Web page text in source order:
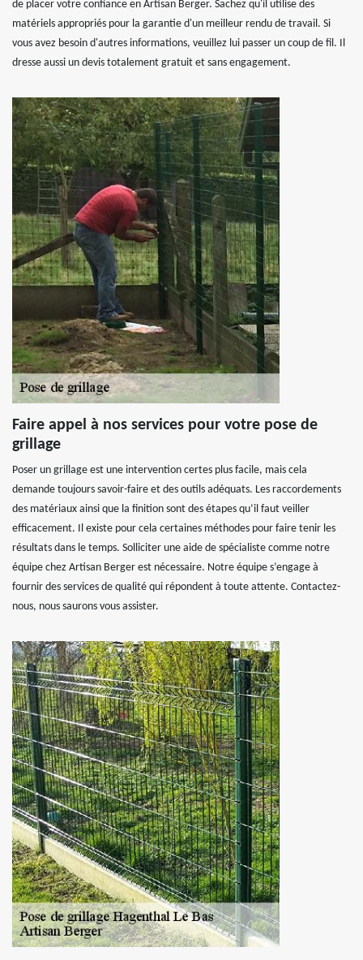
de placer votre confiance en Artisan Berger. Sachez qu'il utilise des
matériels appropriés pour la garantie d'un meilleur rendu de travail. Si
vous avez besoin d'autres informations, veuillez lui passer un coup de fil. Il
dresse aussi un devis totalement gratuit et sans engagement.
Faire appel à nos services pour votre pose de
grillage
Poser un grillage est une intervention certes plus facile, mais cela
demande toujours savoir-faire et des outils adéquats. Les raccordements
des matériaux ainsi que la finition sont des étapes qu’il faut veiller
efficacement. Il existe pour cela certaines méthodes pour faire tenir les
résultats dans le temps. Solliciter une aide de spécialiste comme notre
équipe chez Artisan Berger est nécessaire. Notre équipe s’engage à
fournir des services de qualité qui répondent à toute attente. Contactez-
nous, nous saurons vous assister.